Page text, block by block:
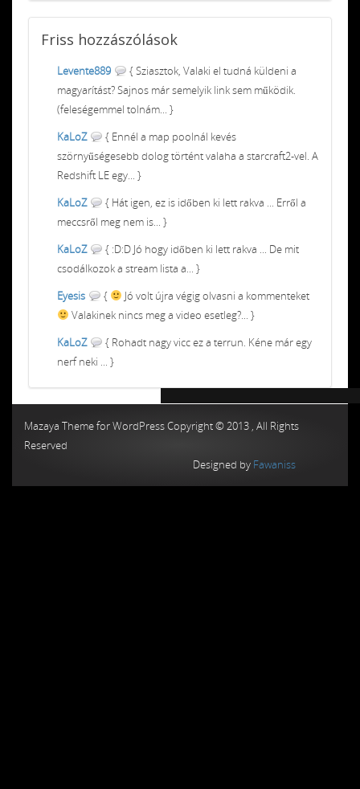
Friss hozzászólások
Levente889
{ Sziasztok, Valaki el tudná küldeni a
magyarítást? Sajnos már semelyik link sem működik.
(feleségemmel tolnám... }
KaLoZ
{ Ennél a map poolnál kevés
szörnyűségesebb dolog történt valaha a starcraft2-vel. A
Redshift LE egy... }
KaLoZ
{ Hát igen, ez is időben ki lett rakva ... Erről a
meccsről meg nem is... }
KaLoZ
{ :D:D Jó hogy időben ki lett rakva ... De mit
csodálkozok a stream lista a... }
Eyesis
{
Jó volt újra végig olvasni a kommenteket
Valakinek nincs meg a video esetleg?... }
KaLoZ
{ Rohadt nagy vicc ez a terrun. Kéne már egy
nerf neki ... }
Mazaya Theme for WordPress Copyright © 2013 , All Rights
Reserved
Designed by Fawaniss